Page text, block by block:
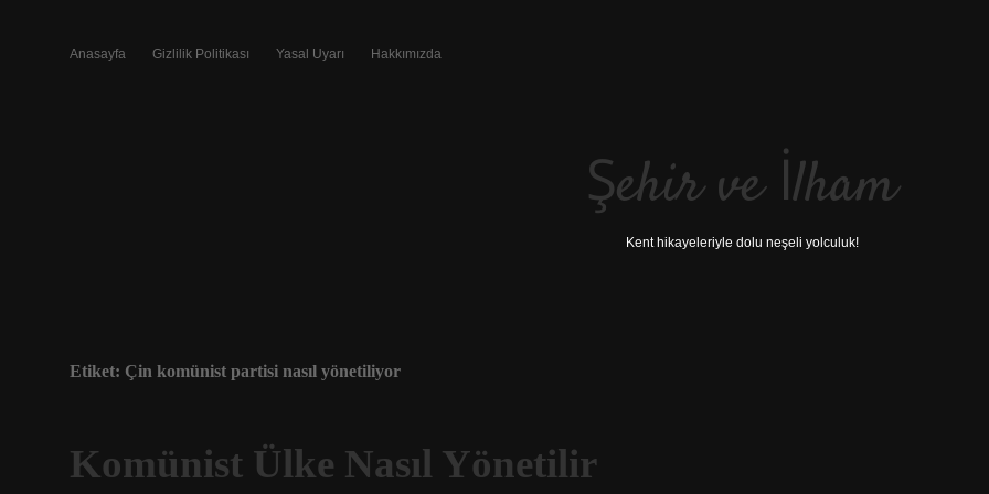
Anasayfa Gizlilik Politikası Yasal Uyarı Hakkımızda
Şehir ve İlham
Kent hikayeleriyle dolu neşeli yolculuk!
Etiket: Çin komünist partisi nasıl yönetiliyor
Komünist Ülke Nasıl Yönetilir